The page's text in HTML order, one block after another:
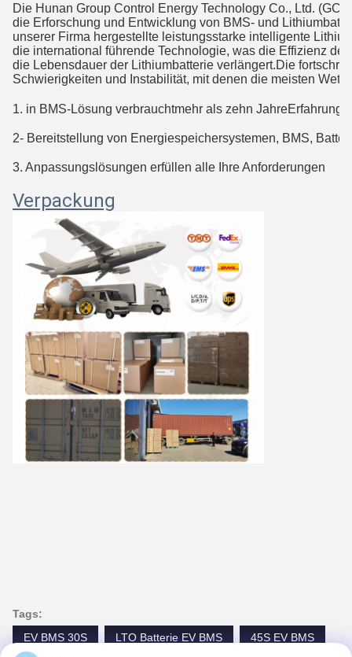
Die Hunan Group Control Energy Technology Co., Ltd.
die Erforschung und Entwicklung von BMS- und
unserer Firma hergestellte leistungsstarke intelligente
die international führende Technologie, was die Effizienz
die Lebensdauer der Lithiumbatterie verlängert.Die
Schwierigkeiten und Instabilität, mit denen die meisten
1. in BMS-Lösung verbrauchtmehr als zehn Jahre
2- Bereitstellung von Energiespeichersystemen, BMS,
3. Anpassungslösungen erfüllen alle Ihre Anforderungen
Verpackung
Tags:
EV BMS 30S
LTO Batterie EV BMS 45S EV BMS